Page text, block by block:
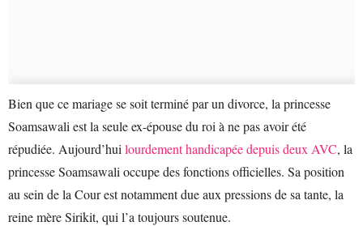
Bien que ce mariage se soit terminé par un divorce, la princesse
Soamsawali est la seule ex-épouse du roi à ne pas avoir été
répudiée. Aujourd’hui lourdement handicapée depuis deux AVC, la
princesse Soamsawali occupe des fonctions officielles. Sa position
au sein de la Cour est notamment due aux pressions de sa tante, la
reine mère Sirikit, qui l’a toujours soutenue.